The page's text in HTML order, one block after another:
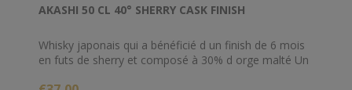
AKASHI 50 CL 40° SHERRY CASK FINISH
Whisky japonais qui a bénéficié d un finish de 6 mois
en futs de sherry et composé à 30% d orge malté Un